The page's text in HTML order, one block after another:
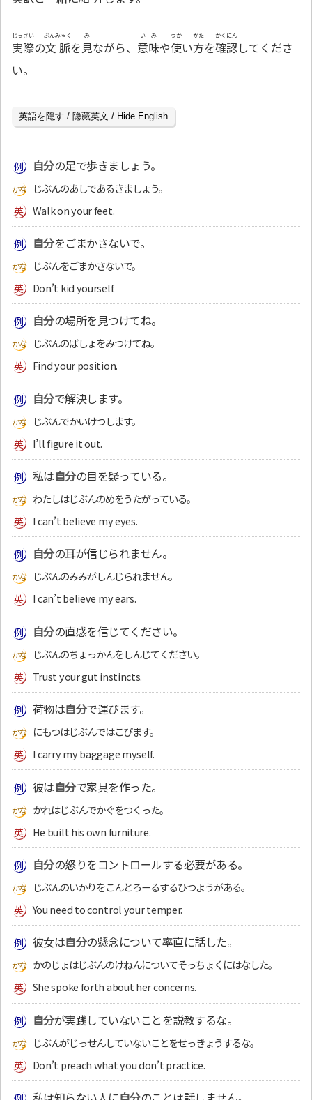
実際
じっさい
の文脈
ぶんみゃく
を見
み
ながら、 意味
いみ
や使
つか
い方
かた
を確認
かくにん
してくださ
い。
英語を隠す / 隐藏英文 / Hide English
自分の足で歩きましょう。
じぶんのあしであるきましょう。
Walk on your feet.
自分をごまかさないで。
じぶんをごまかさないで。
Don’t kid yourself.
自分の場所を見つけてね。
じぶんのばしょをみつけてね。
Find your position.
自分で解決します。
じぶんでかいけつします。
I’ll figure it out.
私は自分の目を疑っている。
わたしはじぶんのめをうたがっている。
I can’t believe my eyes.
自分の耳が信じられません。
じぶんのみみがしんじられません。
I can’t believe my ears.
自分の直感を信じてください。
じぶんのちょっかんをしんじてください。
Trust your gut instincts.
荷物は自分で運びます。
にもつはじぶんではこびます。
I carry my baggage myself.
彼は自分で家具を作った。
かれはじぶんでかぐをつくった。
He built his own furniture.
自分の怒りをコントロールする必要がある。
じぶんのいかりをこんとろーるするひつようがある。
You need to control your temper.
彼女は自分の懸念について率直に話した。
かのじょはじぶんのけねんについてそっちょくにはなした。
She spoke forth about her concerns.
自分が実践していないことを説教するな。
じぶんがじっせんしていないことをせっきょうするな。
Don’t preach what you don’t practice.